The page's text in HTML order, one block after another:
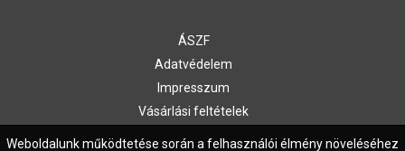
ÁSZF
Adatvédelem
Impresszum
Vásárlási feltételek
Weboldalunk működtetése során a felhasználói élmény növeléséhez